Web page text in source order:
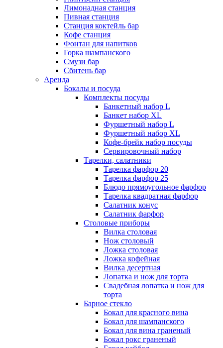
Лимонадная станция
Пивная станция
Станция коктейль бар
Кофе станция
Фонтан для напитков
Горка шампанского
Смузи бар
Сбитень бар
Аренда
Бокалы и посуда
Комплекты посуды
Банкетный набор L
Банкет набор XL
Фуршетный набор L
Фуршетный набор ХL
Кофе-брейк набор посуды
Сервировочный набор
Тарелки, салатники
Тарелка фарфор 20
Тарелка фарфор 25
Блюдо прямоугольное фарфор
Тарелка квадратная фарфор
Салатник конус
Салатник фарфор
Столовые приборы
Вилка столовая
Нож столовый
Ложка столовая
Ложка кофейная
Вилка десертная
Лопатка и нож для торта
Свадебная лопатка и нож для
торта
Барное стекло
Бокал для красного вина
Бокал для шампанского
Бокал для вина граненый
Бокал рокс граненый